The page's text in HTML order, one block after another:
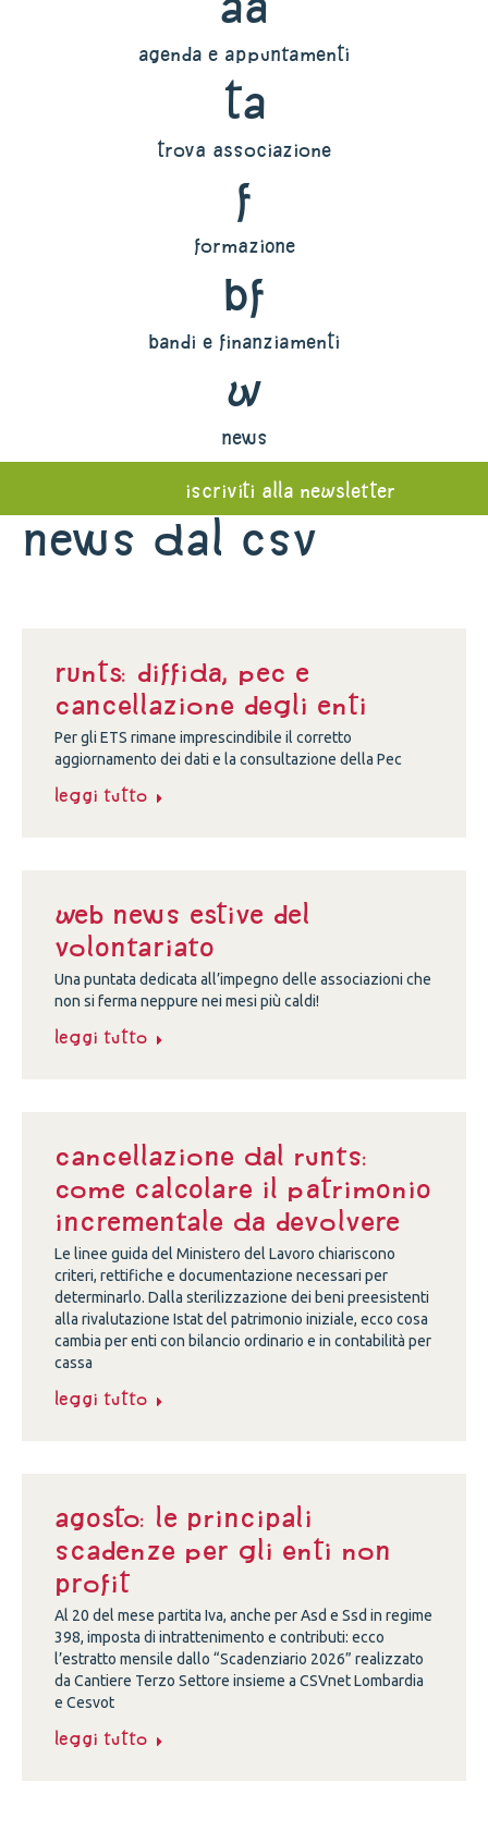
agenda e appuntamenti
ta
trova associazione
f
formazione
bf
bandi e finanziamenti
w
news
iscriviti alla newsletter
News dal Csv
Runts: diffida, Pec e
cancellazione degli enti
Per gli ETS rimane imprescindibile il corretto
aggiornamento dei dati e la consultazione della Pec
Leggi tutto
Web news estive del
volontariato
Una puntata dedicata all’impegno delle associazioni che
non si ferma neppure nei mesi più caldi!
Leggi tutto
Cancellazione dal Runts:
come calcolare il patrimonio
incrementale da devolvere
Le linee guida del Ministero del Lavoro chiariscono
criteri, rettifiche e documentazione necessari per
determinarlo. Dalla sterilizzazione dei beni preesistenti
alla rivalutazione Istat del patrimonio iniziale, ecco cosa
cambia per enti con bilancio ordinario e in contabilità per
cassa
Leggi tutto
Agosto: le principali
scadenze per gli enti non
profit
Al 20 del mese partita Iva, anche per Asd e Ssd in regime
398, imposta di intrattenimento e contributi: ecco
l’estratto mensile dallo “Scadenziario 2026” realizzato
da Cantiere Terzo Settore insieme a CSVnet Lombardia
e Cesvot
Leggi tutto